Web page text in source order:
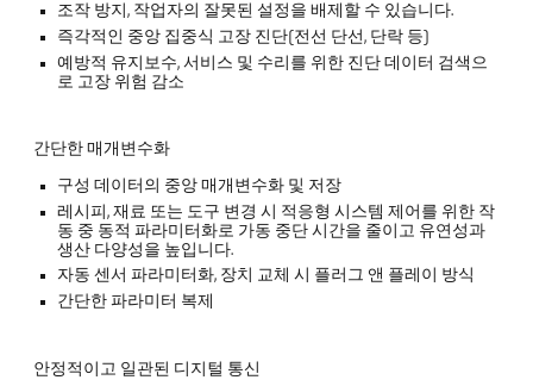
조작 방지, 작업자의 잘못된 설정을 배제할 수 있습니다.
즉각적인 중앙 집중식 고장 진단(전선 단선, 단락 등)
예방적 유지보수, 서비스 및 수리를 위한 진단 데이터 검색으
로 고장 위험 감소
간단한 매개변수화
구성 데이터의 중앙 매개변수화 및 저장
레시피, 재료 또는 도구 변경 시 적응형 시스템 제어를 위한 작
동 중 동적 파라미터화로 가동 중단 시간을 줄이고 유연성과
생산 다양성을 높입니다.
자동 센서 파라미터화, 장치 교체 시 플러그 앤 플레이 방식
간단한 파라미터 복제
안정적이고 일관된 디지털 통신